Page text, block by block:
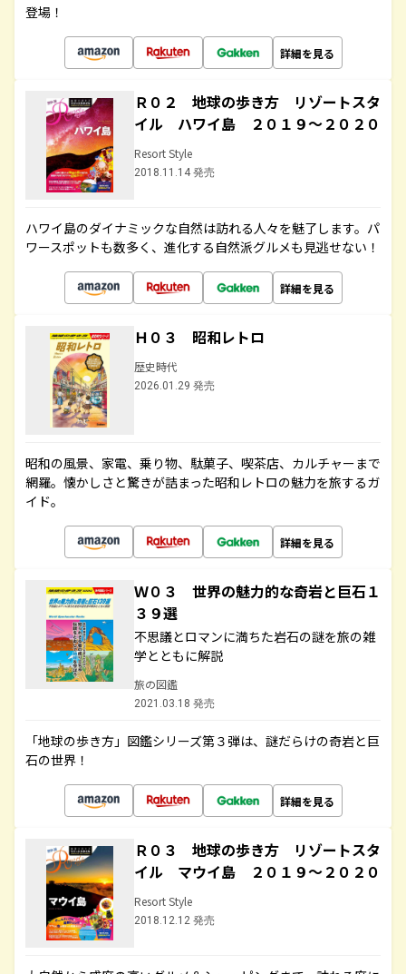
登場！
詳細を見る
Ｒ０２ 地球の歩き方 リゾートスタ
イル ハワイ島 ２０１９～２０２０
Resort Style
2018.11.14 発売
ハワイ島のダイナミックな自然は訪れる人々を魅了します。パ
ワースポットも数多く、進化する自然派グルメも見逃せない！
詳細を見る
Ｈ０３ 昭和レトロ
歴史時代
2026.01.29 発売
昭和の風景、家電、乗り物、駄菓子、喫茶店、カルチャーまで
網羅。懐かしさと驚きが詰まった昭和レトロの魅力を旅するガ
イド。
詳細を見る
Ｗ０３ 世界の魅力的な奇岩と巨石１
３９選
不思議とロマンに満ちた岩石の謎を旅の雑
学とともに解説
旅の図鑑
2021.03.18 発売
「地球の歩き方」図鑑シリーズ第３弾は、謎だらけの奇岩と巨
石の世界！
詳細を見る
Ｒ０３ 地球の歩き方 リゾートスタ
イル マウイ島 ２０１９～２０２０
Resort Style
2018.12.12 発売